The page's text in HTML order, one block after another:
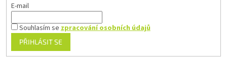
E-mail
Souhlasím se zpracování osobních údajů
PŘIHLÁSIT SE